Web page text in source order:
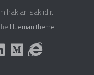
saklıdır.
Hueman theme